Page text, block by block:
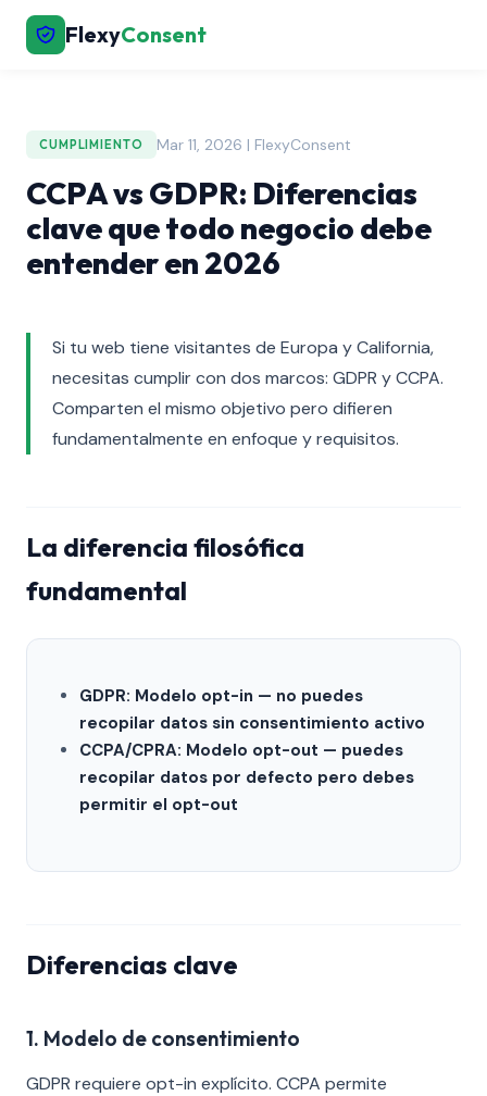
FlexyConsent
CUMPLIMIENTO Mar 11, 2026 | FlexyConsent
CCPA vs GDPR: Diferencias
clave que todo negocio debe
entender en 2026
Si tu web tiene visitantes de Europa y California,
necesitas cumplir con dos marcos: GDPR y CCPA.
Comparten el mismo objetivo pero difieren
fundamentalmente en enfoque y requisitos.
La diferencia filosófica
fundamental
GDPR: Modelo opt-in — no puedes
recopilar datos sin consentimiento activo
CCPA/CPRA: Modelo opt-out — puedes
recopilar datos por defecto pero debes
permitir el opt-out
Diferencias clave
1. Modelo de consentimiento
GDPR requiere opt-in explícito. CCPA permite